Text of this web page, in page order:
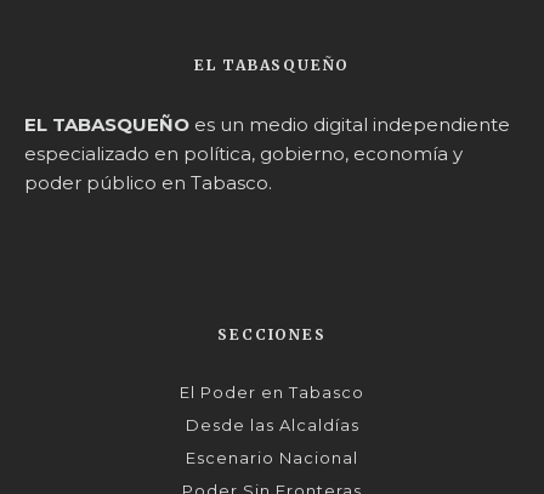
EL TABASQUEÑO
EL TABASQUEÑO es un medio digital independiente
especializado en política, gobierno, economía y
poder público en Tabasco.
SECCIONES
El Poder en Tabasco
Desde las Alcaldías
Escenario Nacional
Poder Sin Fronteras